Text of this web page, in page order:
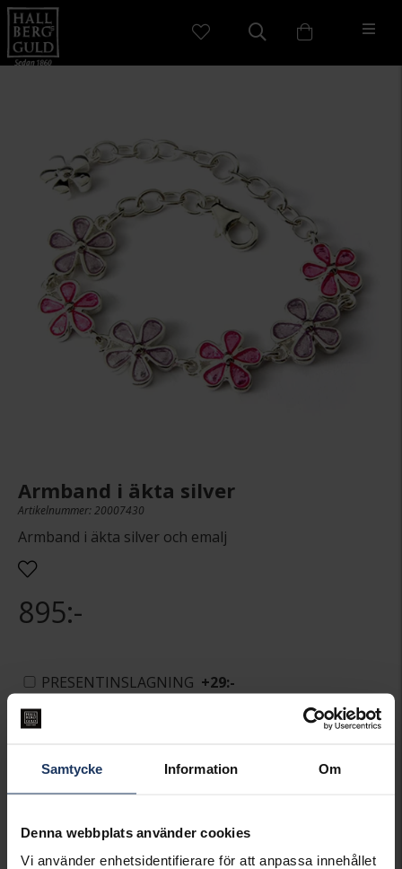
Samtycke Information Om
Denna webbplats använder cookies
Vi använder enhetsidentifierare för att anpassa innehållet
Armband i äkta silver
Artikelnummer: 20007430
Armband i äkta silver och emalj
895:-
PRESENTINSLAGNING +29:-
LÄGG I VARUKORGEN
Lagervara.
Leveranstid 3-7 arbetsdagar.
INFO
LÄNGD CA (CM)
14+2